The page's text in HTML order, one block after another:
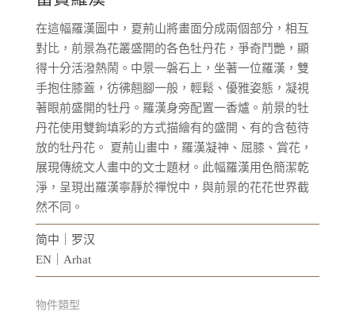
在這幅羅漢圖中，夏荊山將畫面分成兩個部分，相互
對比，前景為花叢盛開的各色牡丹花，爭奇鬥艷，顯
得十分活潑熱鬧。中景一磐石上，坐著一位羅漢，雙
手抱住膝蓋，彷彿翹腳一般，輕鬆、優雅姿態，凝視
著眼前盛開的牡丹。羅漢身旁配置一香爐。前景的牡
丹花使用雙鉤填彩的方式描繪有的盛開、有的含苞待
放的牡丹花。 夏荊山畫中，羅漢凝神、屈膝、賞花，
展現傳統文人畫中的文士題材。此幅羅漢用色簡潔乾
淨，呈現出羅漢寧靜於禪悅中，與前景的花花世界截
然不同。
简中｜罗汉
EN｜Arhat
物件類型